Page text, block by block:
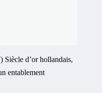
Siècle d’or hollandais,
entablement